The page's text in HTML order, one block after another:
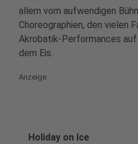
allem vom aufwendigen
Choreographien, den vielen
Akrobatik-Performances
dem Eis.
Anzeige
Holiday on Ice